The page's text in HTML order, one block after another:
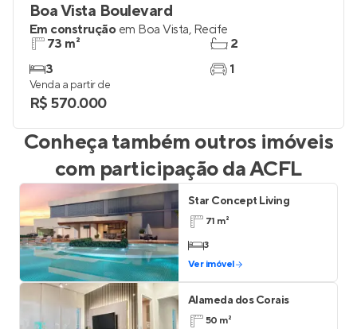
Boa Vista Boulevard
Em construção em Boa Vista, Recife
73 m²
3
2
1
Venda a partir de
R$ 570.000
Conheça também outros imóveis
com participação daACFL
Star Concept Living
71 m²
3
Ver imóvel
Alameda dos Corais
50 m²